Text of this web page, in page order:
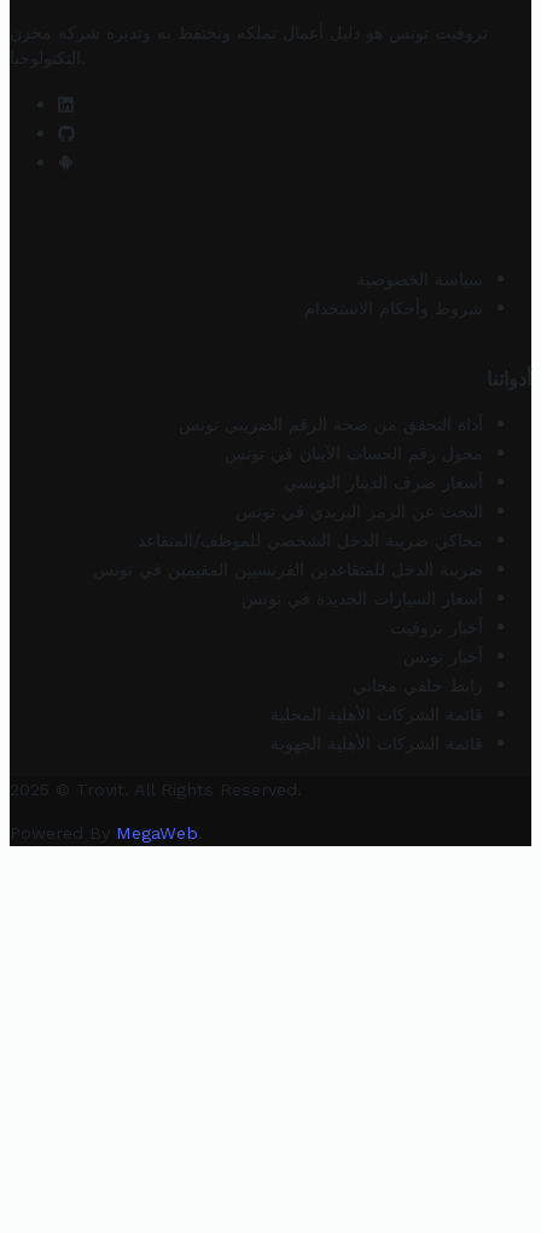
تروفيت تونس هو دليل أعمال تملكه وتحتفظ به وتديره
شركة مخزن
التكنولوجيا
سياسة الخصوصية
شروط وأحكام الاستخدام
أدواتنا
أداة التحقق من صحة الرقم الضريبي تونس
محول رقم الحساب الآيبان في تونس
أسعار صرف الدينار التونسي
البحث عن الرمز البريدي في تونس
محاكي ضريبة الدخل الشخصي للموظف/المتقاعد
ضريبة الدخل للمتقاعدين الفرنسيين المقيمين في تونس
أسعار السيارات الجديدة في تونس
أخبار تروفيت
أخبار تونس
رابط خلفي مجاني
قائمة الشركات الأهلية المحلية
قائمة الشركات الأهلية الجهوية
2025 © Trovit. All Rights Reserved.
Powered By MegaWeb